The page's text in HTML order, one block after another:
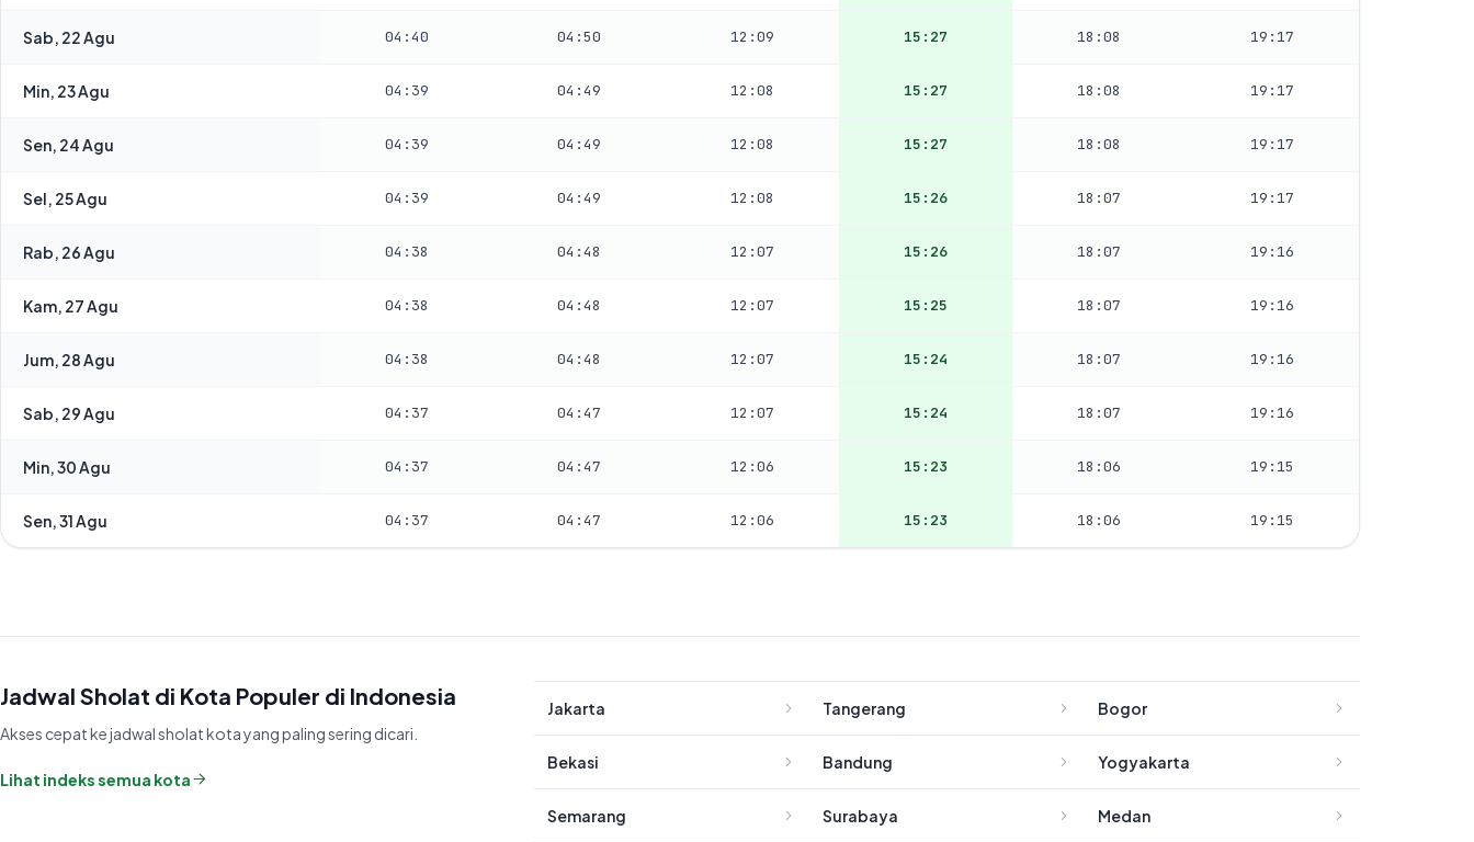
Sab, 22 Agu 04:40 04:50 12:09 15:27 18:08 19:17
Min, 23 Agu 04:39 04:49 12:08 15:27 18:08 19:17
Sen, 24 Agu 04:39 04:49 12:08 15:27 18:08 19:17
Sel, 25 Agu 04:39 04:49 12:08 15:26 18:07 19:17
Rab, 26 Agu 04:38 04:48 12:07 15:26 18:07 19:16
Kam, 27 Agu 04:38 04:48 12:07 15:25 18:07 19:16
Jum, 28 Agu 04:38 04:48 12:07 15:24 18:07 19:16
Sab, 29 Agu 04:37 04:47 12:07 15:24 18:07 19:16
Min, 30 Agu 04:37 04:47 12:06 15:23 18:06 19:15
Sen, 31 Agu 04:37 04:47 12:06 15:23 18:06 19:15
Jadwal Sholat di Kota Populer di Indonesia
Akses cepat ke jadwal sholat kota yang paling sering dicari.
Lihat indeks semua kota
Jakarta Tangerang Bogor
Bekasi Bandung Yogyakarta
Semarang Surabaya Medan